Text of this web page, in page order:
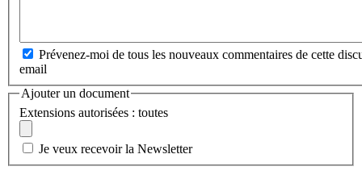
Prévenez-moi de tous les nouveaux commentaires de cette
email
Ajouter un document
Extensions autorisées : toutes
Je veux recevoir la Newsletter